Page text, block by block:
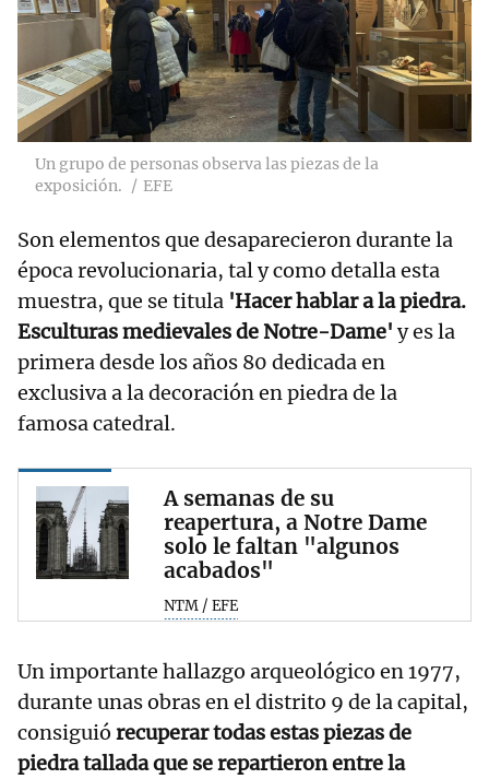
Un grupo de personas observa las piezas de la
exposición.
EFE
Son elementos que desaparecieron durante la
época revolucionaria, tal y como detalla esta
muestra, que se titula 'Hacer hablar a la piedra.
Esculturas medievales de Notre-Dame' y es la
primera desde los años 80 dedicada en
exclusiva a la decoración en piedra de la
famosa catedral.
A semanas de su
reapertura, a Notre Dame
solo le faltan "algunos
acabados"
NTM / EFE
Un importante hallazgo arqueológico en 1977,
durante unas obras en el distrito 9 de la capital,
consiguió recuperar todas estas piezas de
piedra tallada que se repartieron entre la